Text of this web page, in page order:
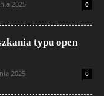
2025 0
typu open
2025 0